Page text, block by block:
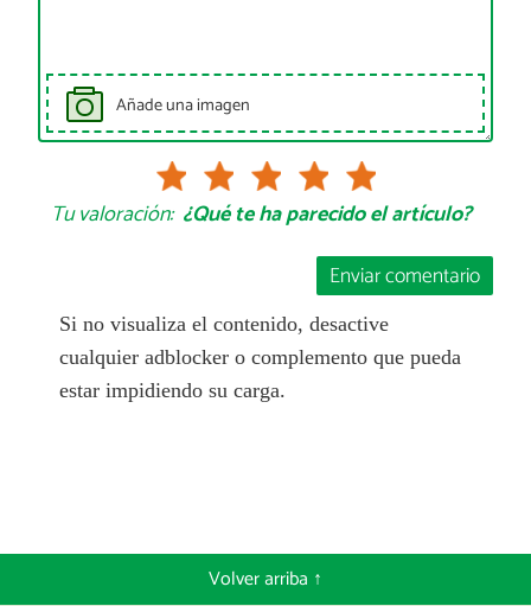
Añade una imagen
Tu valoración: ¿Qué te ha parecido el artículo?
Enviar comentario
Si no visualiza el contenido, desactive
cualquier adblocker o complemento que pueda
estar impidiendo su carga.
Volver arriba ↑